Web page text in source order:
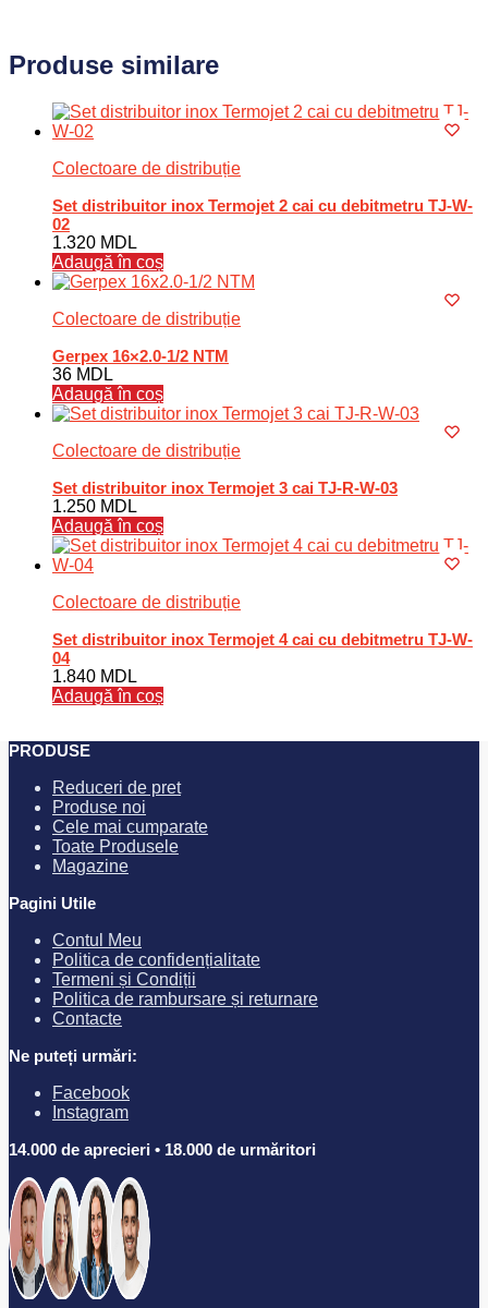
Produse similare
Colectoare de distribuție
Set distribuitor inox Termojet 2 cai cu debitmetru TJ-W-
02
1.320 MDL
Adaugă în coș
Colectoare de distribuție
Gerpex 16×2.0-1/2 NTM
36 MDL
Adaugă în coș
Colectoare de distribuție
Set distribuitor inox Termojet 3 cai TJ-R-W-03
1.250 MDL
Adaugă în coș
Colectoare de distribuție
Set distribuitor inox Termojet 4 cai cu debitmetru TJ-W-
04
1.840 MDL
Adaugă în coș
PRODUSE
Reduceri de pret
Produse noi
Cele mai cumparate
Toate Produsele
Magazine
Pagini Utile
Contul Meu
Politica de confidențialitate
Termeni și Condiții
Politica de rambursare și returnare
Contacte
Ne puteți urmări:
Facebook
Instagram
14.000 de aprecieri • 18.000 de urmăritori